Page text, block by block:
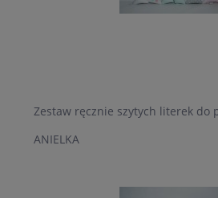
Zestaw ręcznie szytych literek do
ANIELKA